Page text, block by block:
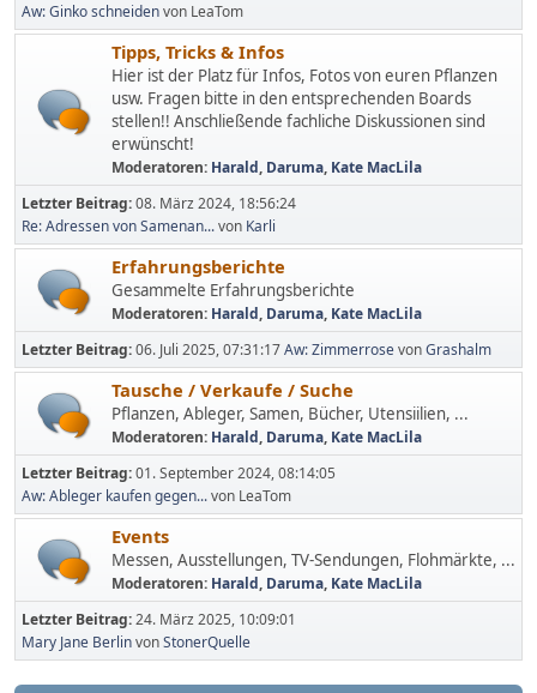
Aw: Ginko schneidenvon LeaTom
Tipps, Tricks & Infos
Hier ist der Platz für Infos, Fotos von euren Pflanzen
usw. Fragen bitte in den entsprechenden Boards
stellen!! Anschließende fachliche Diskussionen sind
erwünscht!
Moderatoren: Harald, Daruma, Kate MacLila
Letzter Beitrag:08. März 2024, 18:56:24
Re: Adressen von Samenan...von Karli
Erfahrungsberichte
Gesammelte Erfahrungsberichte
Moderatoren: Harald, Daruma, Kate MacLila
Letzter Beitrag:06. Juli 2025, 07:31:17Aw: ZimmerrosevonGrashalm
Tausche / Verkaufe / Suche
Pflanzen, Ableger, Samen, Bücher, Utensiilien, ...
Moderatoren: Harald, Daruma, Kate MacLila
Letzter Beitrag:01. September 2024, 08:14:05
Aw: Ableger kaufen gegen...von LeaTom
Events
Messen, Ausstellungen, TV-Sendungen, Flohmärkte, ...
Moderatoren: Harald, Daruma, Kate MacLila
Letzter Beitrag:24. März 2025, 10:09:01
Mary Jane BerlinvonStonerQuelle